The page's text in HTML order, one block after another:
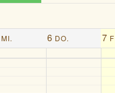
MI. 6 DO. 7